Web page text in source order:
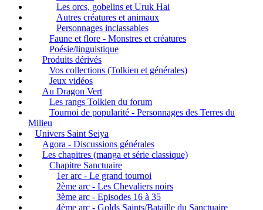
Les orcs, gobelins et Uruk Hai
Autres créatures et animaux
Personnages inclassables
Faune et flore - Monstres et créatures
Poésie/linguistique
Produits dérivés
Vos collections (Tolkien et générales)
Jeux vidéos
Au Dragon Vert
Les rangs Tolkien du forum
Tournoi de popularité - Personnages des Terres du
Milieu
Univers Saint Seiya
Agora - Discussions générales
Les chapitres (manga et série classique)
Chapitre Sanctuaire
1er arc - Le grand tournoi
2ème arc - Les Chevaliers noirs
3ème arc - Episodes 16 à 35
4ème arc - Golds Saints/Bataille du Sanctuaire